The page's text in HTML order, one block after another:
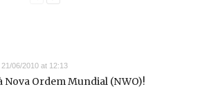
21/06/2010 at 12:13
Nova Ordem Mundial (NWO)!